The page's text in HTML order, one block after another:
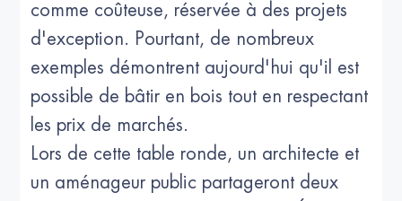
comme coûteuse, réservée à des projets
d'exception. Pourtant, de nombreux
exemples démontrent aujourd'hui qu'il est
possible de bâtir en bois tout en respectant
les prix de marchés.
Lors de cette table ronde, un architecte et
un aménageur public partageront deux